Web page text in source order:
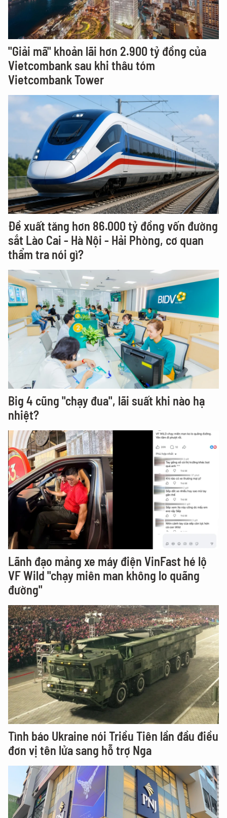
"Giải mã" khoản lãi hơn 2.900 tỷ đồng của
Vietcombank sau khi thâu tóm
Vietcombank Tower
Đề xuất tăng hơn 86.000 tỷ đồng vốn đường
sắt Lào Cai - Hà Nội - Hải Phòng, cơ quan
thẩm tra nói gì?
Big 4 cũng "chạy đua", lãi suất khi nào hạ
nhiệt?
Lãnh đạo mảng xe máy điện VinFast hé lộ
VF Wild "chạy miên man không lo quãng
đường"
Tình báo Ukraine nói Triều Tiên lần đầu điều
đơn vị tên lửa sang hỗ trợ Nga